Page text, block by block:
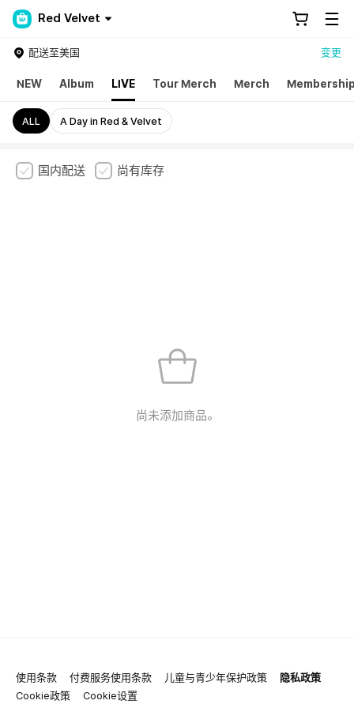
Red Velvet
配送至美国 变更
NEW Album LIVE Tour Merch Merch
ALL A Day in Red & Velvet
国内配送 尚有库存
尚未添加商品。
使用条款 付费服务使用条款 儿童与青少年保护政策
隐私政策
Cookie政策
Cookie设置